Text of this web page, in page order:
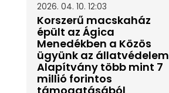
2026. 04. 10. 12:03
Korszerű macskaház
épült az Ágica
Menedékben a Közös
ügyünk az állatvédelem
Alapítvány több mint 7
millió forintos